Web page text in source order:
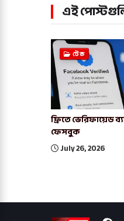
এই
টেক
ফ্রিতে ভেরিফায়েড
ফেসবুক
July 26, 2026